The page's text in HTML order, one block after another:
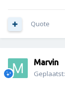
Quote
Marvin
Geplaatst: